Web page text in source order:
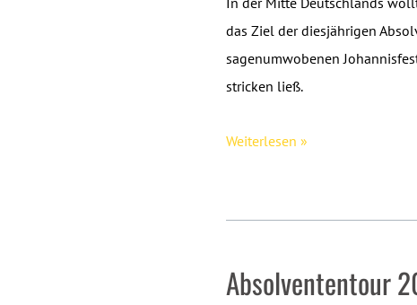
das Ziel der diesjährigen
sagenumwobenen
stricken ließ.
Absolvententour
MAN
Dietemann
Weiterlesen »
Absolvententour